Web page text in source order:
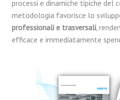
processi e dinamiche tipiche del
metodologia favorisce lo
professionali e trasversali,
efficace e immediatamente